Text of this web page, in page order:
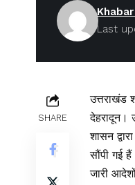
Last
SHARE
उत्तराखंड
देहरादून।
शासन
सौंपी गई
जारी